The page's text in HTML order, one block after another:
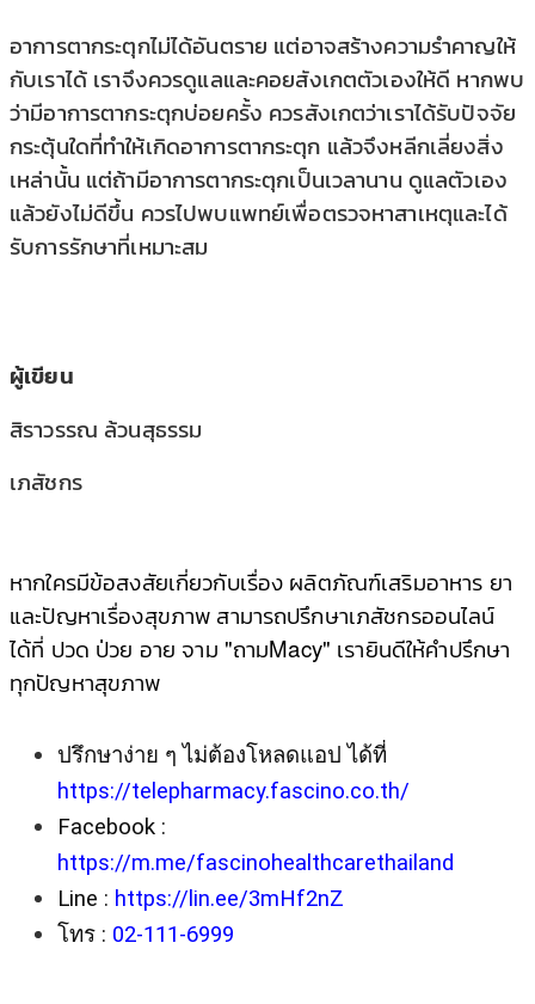
อาการตากระตุกไม่ได้อันตราย แต่อาจสร้างความรำคาญให้
กับเราได้ เราจึงควรดูแลและคอยสังเกตตัวเองให้ดี หากพบ
ว่ามีอาการตากระตุกบ่อยครั้ง ควรสังเกตว่าเราได้รับปัจจัย
กระตุ้นใดที่ทำให้เกิดอาการตากระตุก แล้วจึงหลีกเลี่ยงสิ่ง
เหล่านั้น แต่ถ้ามีอาการตากระตุกเป็นเวลานาน ดูแลตัวเอง
แล้วยังไม่ดีขึ้น ควรไปพบแพทย์เพื่อตรวจหาสาเหตุและได้
รับการรักษาที่เหมาะสม
ผู้เขียน
สิราวรรณ ล้วนสุธรรม
เภสัชกร
หากใครมีข้อสงสัยเกี่ยวกับเรื่อง ผลิตภัณฑ์เสริมอาหาร ยา
และปัญหาเรื่องสุขภาพ สามารถปรึกษาเภสัชกรออนไลน์
ได้ที่ ปวด ป่วย อาย จาม "ถามMacy" เรายินดีให้คําปรึกษา
ทุกปัญหาสุขภาพ
https://telepharmacy.fascino.co.th/
https://m.me/fascinohealthcarethailand
Line : https://lin.ee/3mHf2nZ
โทร : 02-111-6999